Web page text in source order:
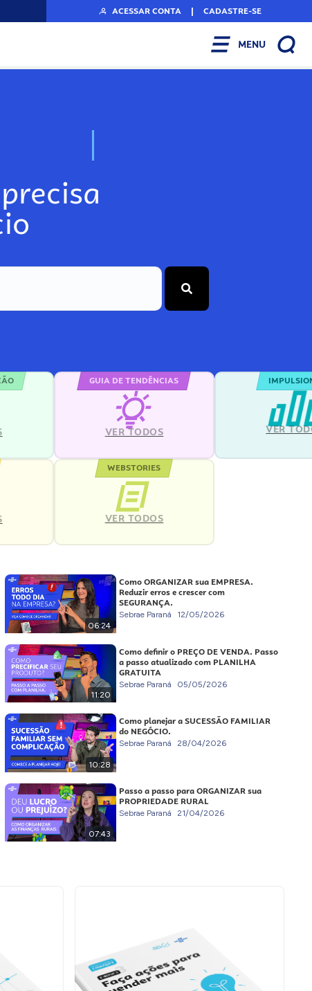
ACESSAR CONTA | CADASTRE-SE
MENU
N
GUIA DE TENDÊNCIAS
VER TODOS VER
WEBSTORIES
VER TODOS
06:24
Como ORGANIZAR sua EMPRESA.
Reduzir erros e crescer com
SEGURANÇA.
Sebrae Paraná 12/05/2026
11:20
Como definir o PREÇO DE VENDA. Passo
a passo atualizado com PLANILHA
GRATUITA
Sebrae Paraná 05/05/2026
10:28
Como planejar a SUCESSÃO FAMILIAR
do NEGÓCIO.
Sebrae Paraná 28/04/2026
07:43
Passo a passo para ORGANIZAR sua
PROPRIEDADE RURAL
Sebrae Paraná 21/04/2026